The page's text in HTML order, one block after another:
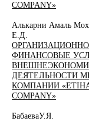
COMPANY»
Алькарни Амаль
Е.Д.
ФИНАНСОВЫЕ
ДЕЯТЕЛЬНОСТИ
КОМПАНИИ
COMPANY»
БабаеваУ.Я.